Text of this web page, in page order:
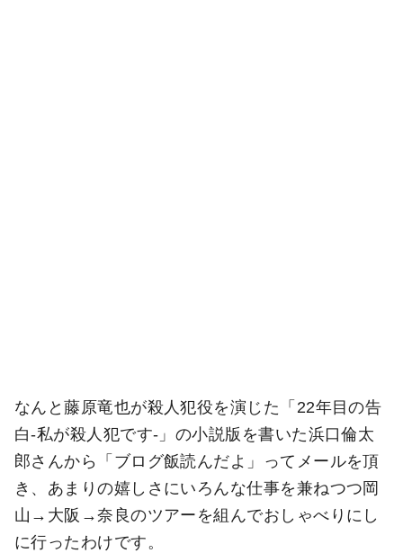
なんと藤原竜也が殺人犯役を演じた「22年目の告
白-私が殺人犯です-」の小説版を書いた浜口倫太
郎さんから「ブログ飯読んだよ」ってメールを頂
き、あまりの嬉しさにいろんな仕事を兼ねつつ岡
山→大阪→奈良のツアーを組んでおしゃべりにし
に行ったわけです。